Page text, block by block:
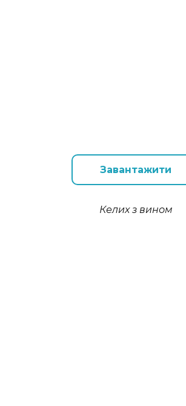
Завантажити
Келих з вином